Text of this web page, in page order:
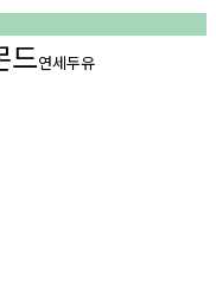
드연세두유